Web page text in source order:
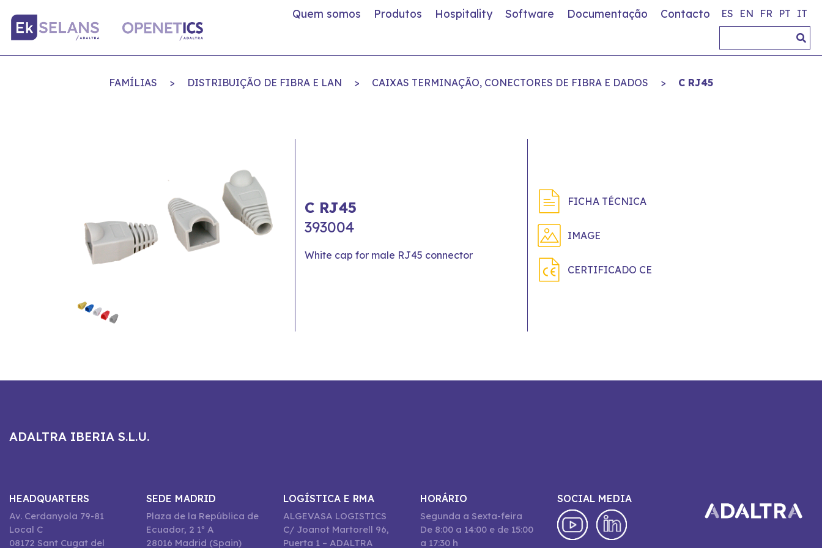
Quem somos Produtos Hospitality Software Documentação Contacto ES EN FR PT IT
FAMÍLIAS > DISTRIBUIÇÃO DE FIBRA E LAN > CAIXAS TERMINAÇÃO, CONECTORES DE FIBRA E DADOS > C RJ45
C RJ45
393004
White cap for male RJ45 connector
FICHA TÉCNICA
IMAGE
CERTIFICADO CE
ADALTRA IBERIA S.L.U.
HEADQUARTERS
Av. Cerdanyola 79-81
Local C
08172 Sant Cugat del
SEDE MADRID
Plaza de la República de
Ecuador, 2 1º A
28016 Madrid (Spain)
LOGÍSTICA E RMA
ALGEVASA LOGISTICS
C/ Joanot Martorell 96,
Puerta 1 – ADALTRA
HORÁRIO
Segunda a Sexta-feira
De 8:00 a 14:00 e de 15:00
a 17:30 h
SOCIAL MEDIA